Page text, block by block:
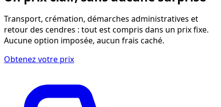
Transport, crémation, démarches administratives et
retour des cendres : tout est compris dans un prix fixe.
Aucune option imposée, aucun frais caché.
Obtenez votre prix